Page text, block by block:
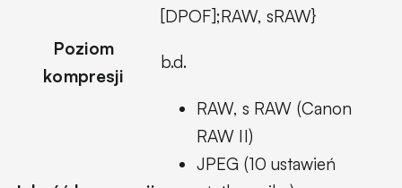
[DPOF];RAW, sRAW}
Poziom
kompresji
b.d.
RAW, s RAW (Canon
RAW II)
JPEG (10 ustawień